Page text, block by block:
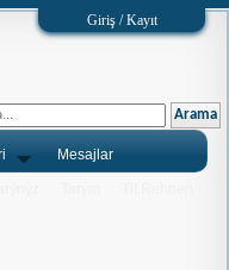
Giriş / Kayıt
Mesajlar